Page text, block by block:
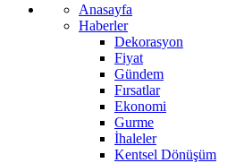
Anasayfa
Haberler
Dekorasyon
Fiyat
Gündem
Fırsatlar
Ekonomi
Gurme
İhaleler
Kentsel Dönüşüm